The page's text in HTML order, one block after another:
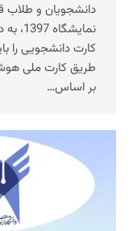
دانشجویان و طلاب
کارت دانشجویی را
طریق کارت ملی
بر اساس…